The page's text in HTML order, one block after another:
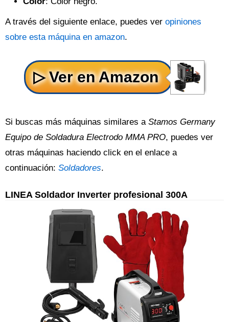
A través del siguiente enlace, puedes ver opiniones
sobre esta máquina en amazon.
Si buscas más máquinas similares a Stamos Germany
Equipo de Soldadura Electrodo MMA PRO, puedes ver
otras máquinas haciendo click en el enlace a
continuación: Soldadores.
LINEA Soldador Inverter profesional 300A